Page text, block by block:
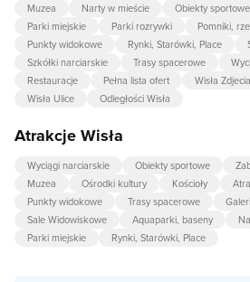
Muzea
Narty w mieście Obiekty sportowe
Parki miejskie
Parki rozrywki Pomniki,
Punkty widokowe
Rynki, Starówki, Place
Szkółki narciarskie
Trasy spacerowe
Restauracje
Pełna lista ofert Wisła Zdjecia
Wisła Ulice
Odległości Wisła
Atrakcje Wisła
Wyciągi narciarskie Obiekty sportowe
Muzea
Ośrodki kultury Kościoły
Punkty widokowe
Trasy spacerowe
Sale Widowiskowe
Aquaparki, baseny
Parki miejskie
Rynki, Starówki, Place